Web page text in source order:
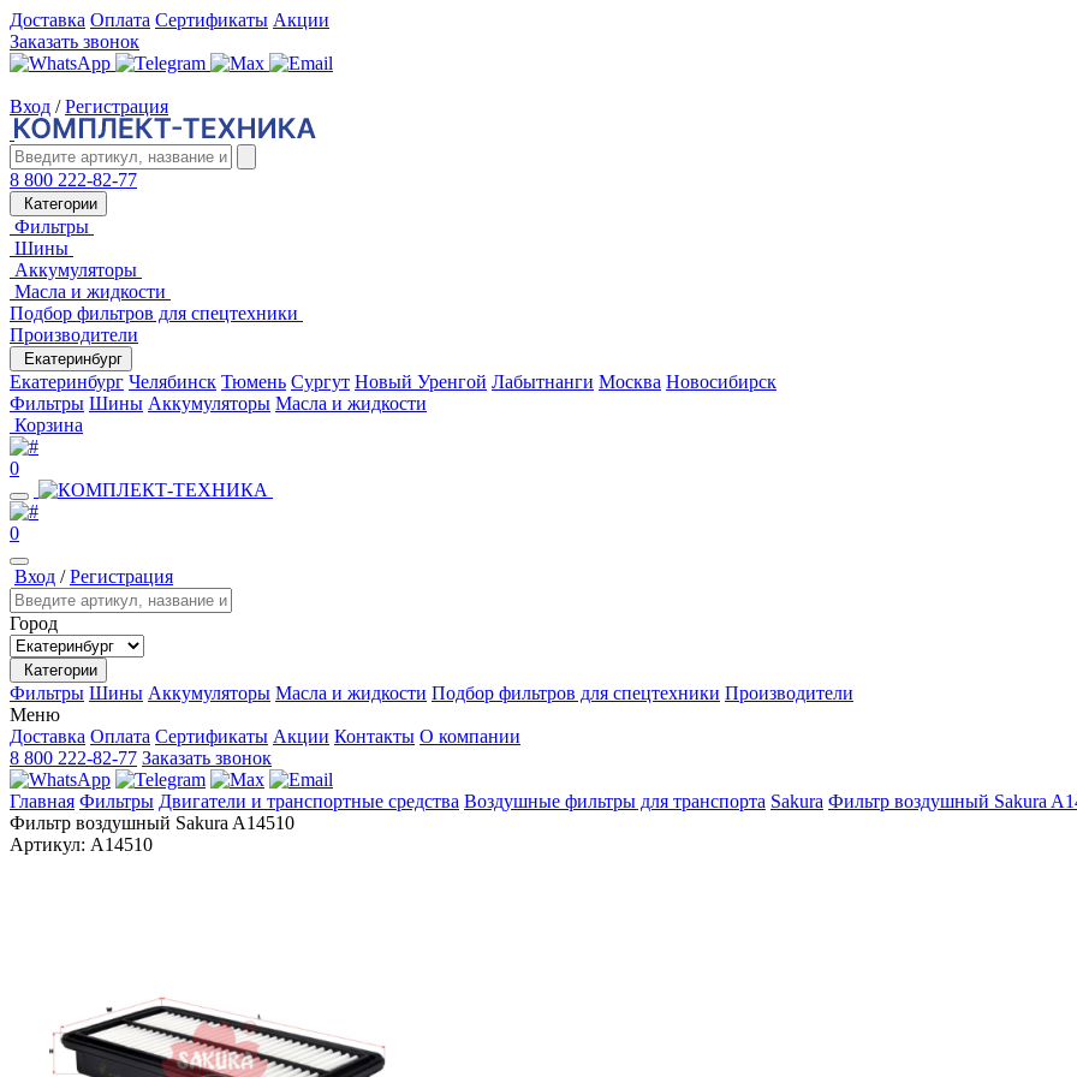
Доставка Оплата Сертификаты Акции
Заказать звонок
Вход / Регистрация
8 800 222-82-77
Категории
Фильтры
Шины
Аккумуляторы
Масла и жидкости
Подбор фильтров для спецтехники
Производители
Екатеринбург
Екатеринбург Челябинск Тюмень Сургут Новый Уренгой Лабытнанги Москва Новосибирск
Фильтры Шины Аккумуляторы Масла и жидкости
Корзина
0
0
Вход /Регистрация
Город
Категории
Фильтры Шины Аккумуляторы Масла и жидкости Подбор фильтров для спецтехники Производители
Меню
Доставка Оплата Сертификаты Акции Контакты О компании
8 800 222-82-77 Заказать звонок
Главная Фильтры Двигатели и транспортные средства Воздушные фильтры для транспорта Sakura Фильтр воздушный Sakura
Фильтр воздушный Sakura A14510
Артикул: A14510